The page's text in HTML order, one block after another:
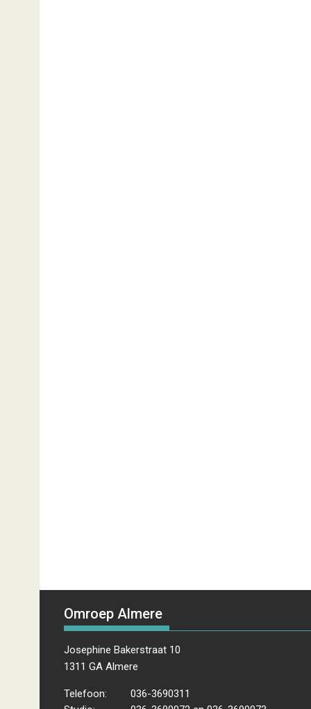
Omroep Almere
Josephine Bakerstraat 10
1311 GA Almere
Telefoon:
036-3690311